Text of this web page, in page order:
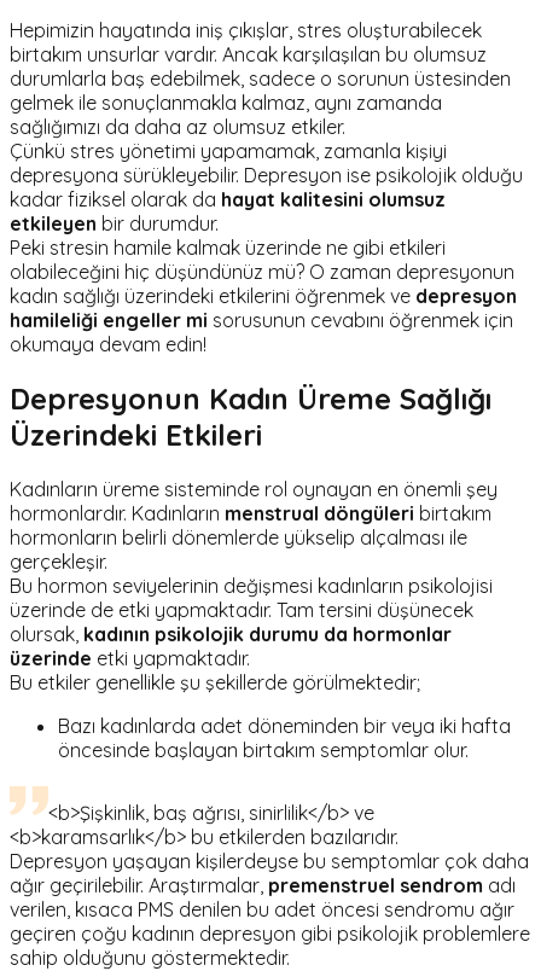
Hepimizin hayatında iniş çıkışlar, stres oluşturabilecek
birtakım unsurlar vardır. Ancak karşılaşılan bu olumsuz
durumlarla baş edebilmek, sadece o sorunun üstesinden
gelmek ile sonuçlanmakla kalmaz, aynı zamanda
sağlığımızı da daha az olumsuz etkiler.
Çünkü stres yönetimi yapamamak, zamanla kişiyi
depresyona sürükleyebilir. Depresyon ise psikolojik olduğu
kadar fiziksel olarak da hayat kalitesini olumsuz
etkileyen bir durumdur.
Peki stresin hamile kalmak üzerinde ne gibi etkileri
olabileceğini hiç düşündünüz mü? O zaman depresyonun
kadın sağlığı üzerindeki etkilerini öğrenmek ve depresyon
hamileliği engeller mi sorusunun cevabını öğrenmek için
okumaya devam edin!
Depresyonun Kadın Üreme Sağlığı
Üzerindeki Etkileri
Kadınların üreme sisteminde rol oynayan en önemli şey
hormonlardır. Kadınların menstrual döngüleri birtakım
hormonların belirli dönemlerde yükselip alçalması ile
gerçekleşir.
Bu hormon seviyelerinin değişmesi kadınların psikolojisi
üzerinde de etki yapmaktadır. Tam tersini düşünecek
olursak, kadının psikolojik durumu da hormonlar
üzerinde etki yapmaktadır.
Bu etkiler genellikle şu şekillerde görülmektedir;
Bazı kadınlarda adet döneminden bir veya iki hafta
öncesinde başlayan birtakım semptomlar olur.
<b>Şişkinlik, baş ağrısı, sinirlilik</b> ve
<b>karamsarlık</b> bu etkilerden bazılarıdır.
Depresyon yaşayan kişilerdeyse bu semptomlar çok daha
ağır geçirilebilir. Araştırmalar, premenstruel sendrom adı
verilen, kısaca PMS denilen bu adet öncesi sendromu ağır
geçiren çoğu kadının depresyon gibi psikolojik problemlere
sahip olduğunu göstermektedir.